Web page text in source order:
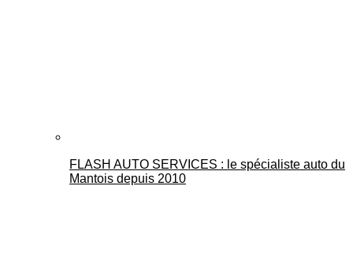
FLASH AUTO SERVICES : le spécialiste auto du
Mantois depuis 2010